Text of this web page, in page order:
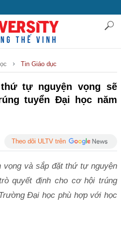
Tin Giáo dục
tự nguyện vọng sẽ
tuyển Đại học năm
Theo dõi ULTV trên
vọng và sắp đặt thứ tự nguyện
quyết định cho cơ hội trúng
Đại học phù hợp với học